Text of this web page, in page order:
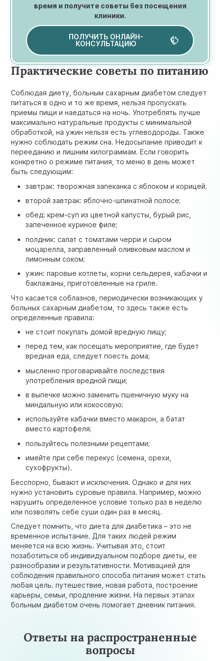
время и получите советы без посещения
клиники.
ПОЛУЧИТЬ ОНЛАЙН-
КОНСУЛЬТАЦИЮ
Практические советы по питанию
Соблюдая диету, больным сахарным диабетом следует
питаться в одно и то же время, нельзя пропускать
приемы пищи и наедаться на ночь. Употреблять лучше
максимально натуральные продукты с минимальной
обработкой, на ужин нельзя есть углеводороды. Также
нужно соблюдать режим сна. Недосыпание приводит к
перееданию и лишним килограммам. Если говорить
конкретно о режиме питания, то меню в день может
быть следующим:
завтрак: творожная запеканка с яблоком и корицей;
второй завтрак: яблочно-шпинатной полосе;
обед: крем-суп из цветной капусты, бурый рис,
запеченное куриное филе;
полдник: салат с томатами черри и сыром
моцарелла, заправленный оливковым маслом и
лимонным соком;
ужин: паровые котлеты, корни сельдерея, кабачки и
баклажаны, приготовленные на гриле.
Что касается соблазнов, периодически возникающих у
больных сахарным диабетом, то здесь также есть
определенные правила:
не стоит покупать домой вредную пищу;
перед тем, как посещать мероприятие, где будет
вредная еда, следует поесть дома;
мысленно проговаривайте последствия
употребления вредной пищи;
в выпечке можно заменить пшеничную муку на
миндальную или кокосовую;
используйте кабачки вместо макарон, а батат
вместо картофеля;
пользуйтесь полезными рецептами;
имейте при себе перекус (семена, орехи,
сухофрукты).
Бесспорно, бывают и исключения. Однако и для них
нужно установить суровые правила. Например, можно
нарушить определенное условие только раз в неделю
или позволять себе суши один раз в месяц.
Следует помнить, что диета для диабетика – это не
временное испытание. Для таких людей режим
меняется на всю жизнь. Учитывая это, стоит
позаботиться об индивидуальном подборе диеты, ее
разнообразии и результативности. Мотивацией для
соблюдения правильного способа питания может стать
любая цель. путешествие, новая работа, построение
карьеры, семьи, продление жизни. На первых этапах
больным диабетом очень помогает дневник питания.
Ответы на распространенные
вопросы